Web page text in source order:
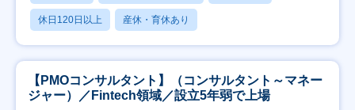
休日120日以上 産休・育休あり
【PMOコンサルタント】（コンサルタント～マネー
ジャー）／Fintech領域／設立5年弱で上場